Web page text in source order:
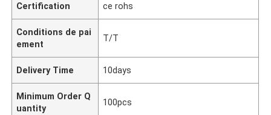
Certification ce rohs
Conditions de pai
ement
T/T
Delivery Time 10days
Minimum Order Q
uantity
100pcs